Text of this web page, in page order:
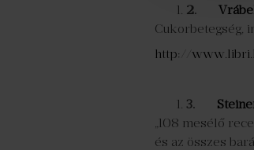
2.
Cukorbetegség,
http://
3.
„108 mesélő
és az összes